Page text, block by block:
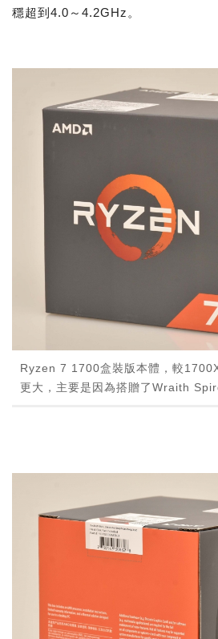
穩超到4.0～4.2GHz。
Ryzen 7 1700盒裝版本體，較
更大，主要是因為搭贈了Wraith